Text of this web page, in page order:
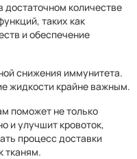
количестве
таких как
и обеспечение
снижения иммунитета.
жидкости крайне важным.
поможет не только
и улучшит кровоток,
процесс доставки
тканям.